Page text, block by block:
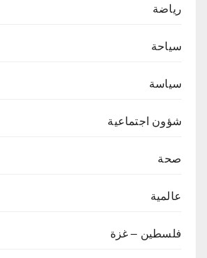
رياضة
سياحة
سياسة
شؤون اجتماعية
صحة
عالمية
فلسطين – غزة